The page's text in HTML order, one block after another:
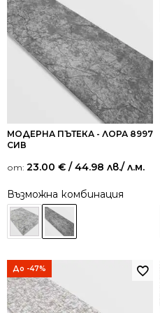
МОДЕРНА ПЪТЕКА - ЛОРА 8997
СИВ
от: 23.00 € / 44.98 лв./ л.м.
Възможна комбинация
До -47%